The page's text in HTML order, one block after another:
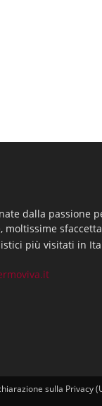
dalla passione
più visitati in
sulla Privacy